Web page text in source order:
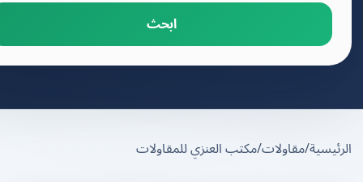
ابحث
/مقاولات/مكتب العنزي للمقاولات